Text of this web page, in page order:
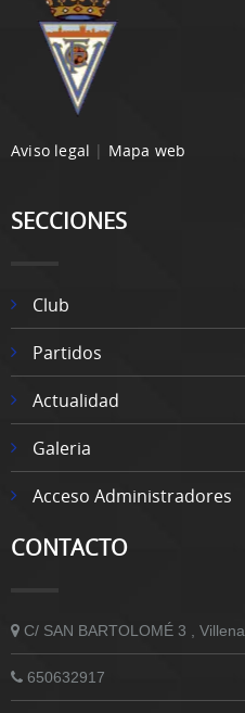
Aviso legal | Mapa web
SECCIONES
Club
Partidos
Actualidad
Galeria
Acceso Administradores
CONTACTO
C/ SAN BARTOLOMÉ 3 , Villena
650632917